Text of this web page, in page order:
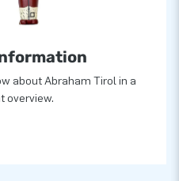
about Abraham Tirol in a
overview.